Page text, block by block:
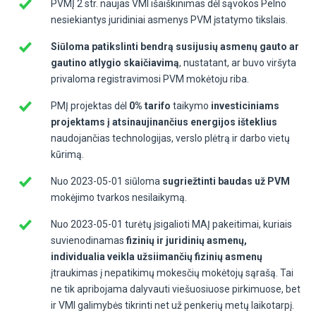
PVMĮ 2 str. naujas VMI išaiškinimas dėl sąvokos Pelno
nesiekiantys juridiniai asmenys PVM įstatymo tikslais.
Siūloma patikslinti bendrą susijusių asmenų gauto ar
gautino atlygio skaičiavimą, nustatant, ar buvo viršyta
privaloma registravimosi PVM mokėtoju riba.
PMĮ projektas dėl 0% tarifo taikymo investiciniams
projektams į atsinaujinančius energijos išteklius
naudojančias technologijas, verslo plėtrą ir darbo vietų
kūrimą.
Nuo 2023-05-01 siūloma sugriežtinti baudas už PVM
mokėjimo tvarkos nesilaikymą.
Nuo 2023-05-01 turėtų įsigalioti MAĮ pakeitimai, kuriais
suvienodinamas fizinių ir juridinių asmenų,
individualia veikla užsiimančių fizinių asmenų
įtraukimas į nepatikimų mokesčių mokėtojų sąrašą. Tai
ne tik apribojama dalyvauti viešuosiuose pirkimuose, bet
ir VMI galimybės tikrinti net už penkerių metų laikotarpį.